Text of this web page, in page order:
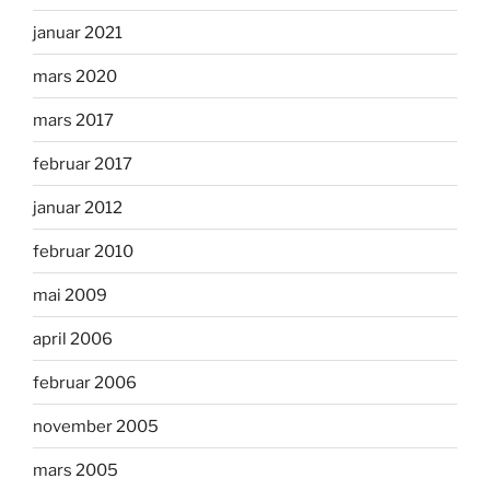
januar 2021
mars 2020
mars 2017
februar 2017
januar 2012
februar 2010
mai 2009
april 2006
februar 2006
november 2005
mars 2005